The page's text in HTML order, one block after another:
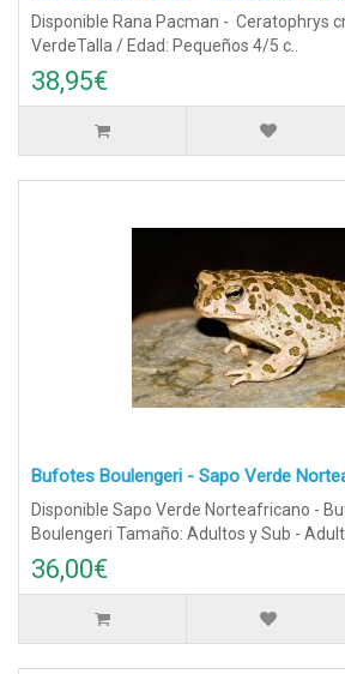
Disponible Rana Pacman - Ceratophrys
VerdeTalla / Edad: Pequeños 4/5 c..
38,95€
Bufotes Boulengeri - Sapo Verde
Disponible Sapo Verde Norteafricano -
Boulengeri Tamaño: Adultos y Sub -
36,00€